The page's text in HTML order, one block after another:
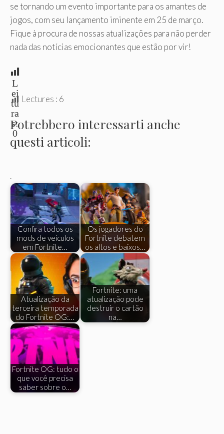
se tornando um evento importante para os amantes de
jogos, com seu lançamento iminente em 25 de março.
Fique à procura de nossas atualizações para não perder
nada das notícias emocionantes que estão por vir!
L
ei
tu
ra
s:
0
Lectures : 6
Potrebbero interessarti anche
questi articoli:
.
Confira todos os
mods de veículos
em Fortnite…
Os jogadores do
Fortnite debatem
os altos e baixos…
Atualização da
terceira temporada
do Fortnite OG:…
Fortnite: uma
atualização pode
destruir o cartão
na…
Fortnite OG: tudo o
que você precisa
saber sobre o…